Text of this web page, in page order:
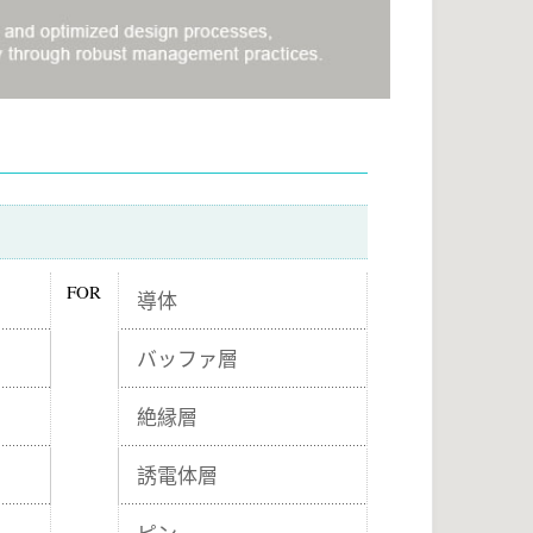
FOR 導体
バッファ層
絶縁層
誘電体層